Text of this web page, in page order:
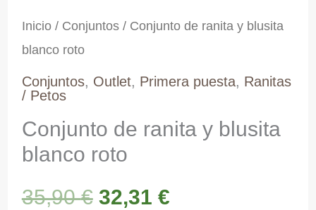
Inicio/ Conjuntos/ Conjunto de ranita y blusita
blanco roto
Conjuntos, Outlet, Primera puesta, Ranitas
/ Petos
Conjunto de ranita y blusita
blanco roto
35,90€ El
32,31 €El